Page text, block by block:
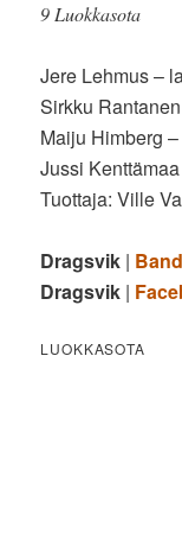
9 Luokkasota
Jere Lehmus –
Sirkku
Maiju Himberg
Jussi
Tuottaja: Ville
Dragsvik |
Dragsvik |
LUOKKASOTA